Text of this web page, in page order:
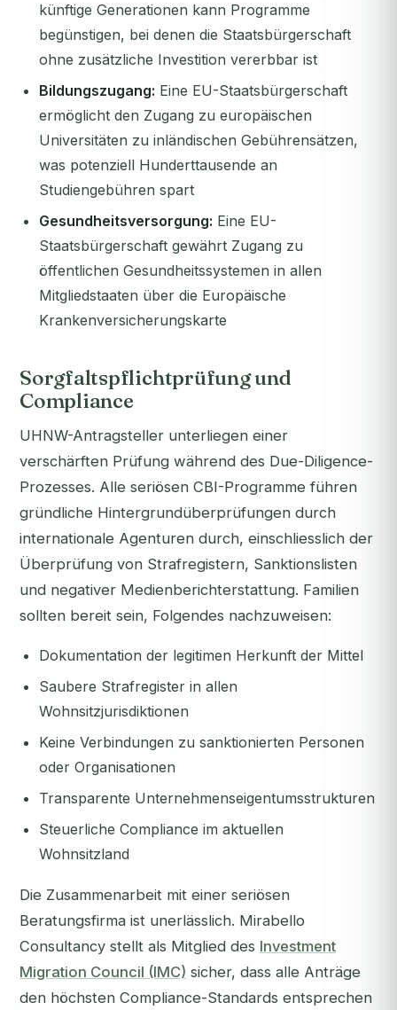
künftige Generationen kann Programme
begünstigen, bei denen die Staatsbürgerschaft
ohne zusätzliche Investition vererbbar ist
Bildungszugang: Eine EU-Staatsbürgerschaft
ermöglicht den Zugang zu europäischen
Universitäten zu inländischen Gebührensätzen,
was potenziell Hunderttausende an
Studiengebühren spart
Gesundheitsversorgung: Eine EU-
Staatsbürgerschaft gewährt Zugang zu
öffentlichen Gesundheitssystemen in allen
Mitgliedstaaten über die Europäische
Krankenversicherungskarte
Sorgfaltspflichtprüfung und
Compliance
UHNW-Antragsteller unterliegen einer
verschärften Prüfung während des Due-Diligence-
Prozesses. Alle seriösen CBI-Programme führen
gründliche Hintergrundüberprüfungen durch
internationale Agenturen durch, einschliesslich der
Überprüfung von Strafregistern, Sanktionslisten
und negativer Medienberichterstattung. Familien
sollten bereit sein, Folgendes nachzuweisen:
Dokumentation der legitimen Herkunft der Mittel
Saubere Strafregister in allen
Wohnsitzjurisdiktionen
Keine Verbindungen zu sanktionierten Personen
oder Organisationen
Transparente Unternehmenseigentumsstrukturen
Steuerliche Compliance im aktuellen
Wohnsitzland
Die Zusammenarbeit mit einer seriösen
Beratungsfirma ist unerlässlich. Mirabello
Consultancy stellt als Mitglied des Investment
Migration Council (IMC) sicher, dass alle Anträge
den höchsten Compliance-Standards entsprechen